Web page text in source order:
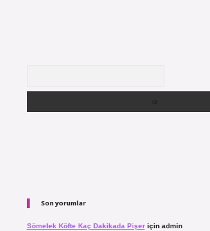
Son yorumlar
Sömelek Köfte Kaç Dakikada Pişeriçin admin